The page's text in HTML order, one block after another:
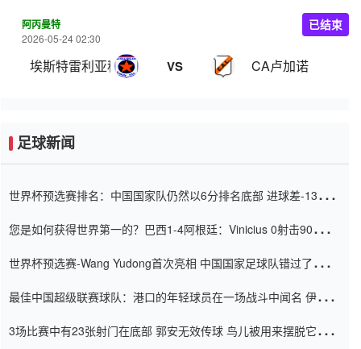
阿丙曼特
2026-05-24 02:30
埃斯特雷利亚科恩 VS CA卢加诺
已结束
足球新闻
世界杯预选赛排名：中国国家队仍然以6分排名底部 进球差-13令人
您是如何获得世界第一的？巴西1-4阿根廷：Vinicius 0射击90分钟
世界杯预选赛-Wang Yudong首次亮相 中国国家足球队错过了世界
最佳中国超级联赛球队：港口的年轻球员在一场战斗中闻名 伊万放
3场比赛中有23张射门在底部 郭安无效传球 鸟儿被用来摆脱它